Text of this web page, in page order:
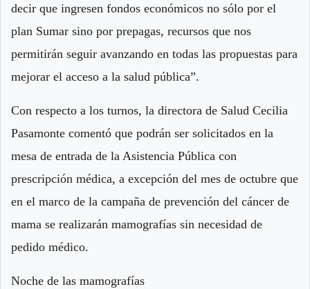
decir que ingresen fondos económicos no sólo por el
plan Sumar sino por prepagas, recursos que nos
permitirán seguir avanzando en todas las propuestas para
mejorar el acceso a la salud pública”.
Con respecto a los turnos, la directora de Salud Cecilia
Pasamonte comentó que podrán ser solicitados en la
mesa de entrada de la Asistencia Pública con
prescripción médica, a excepción del mes de octubre que
en el marco de la campaña de prevención del cáncer de
mama se realizarán mamografías sin necesidad de
pedido médico.
Noche de las mamografías